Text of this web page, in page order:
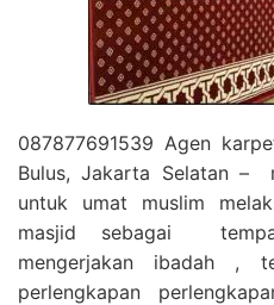
087877691539 Agen
Bulus, Jakarta Selatan –
untuk umat muslim
masjid sebagai
mengerjakan ibadah ,
perlengkapan